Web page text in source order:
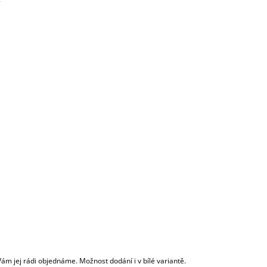
jej rádi objednáme. Možnost dodání i v bílé variantě.